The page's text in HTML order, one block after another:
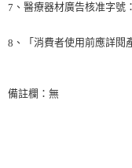
7 、醫療器材廣告核准字號：
8 、「消費者使用前應詳閱
備註欄：無